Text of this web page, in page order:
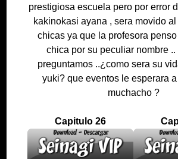
prestigiosa escuela pero por error
kakinokasi ayana , sera movido
chicas ya que la profesora
chica por su peculiar nombre
preguntamos ..¿como sera su
yuki? que eventos le esperara
muchacho ?
Capitulo 26